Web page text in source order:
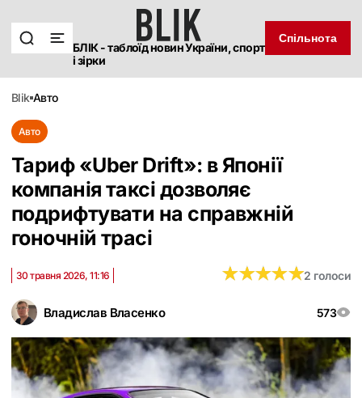
БЛІК - таблоїд новин України, спорт
і зірки
Спільнота
blik авто
Авто
Тариф «Uber Drift»: в Японії
компанія таксі дозволяє
подрифтувати на справжній
гоночній трасі
Владислав Власенко 573
30 травня 2026, 11:16 ★★★★★
★★★★★2 голоси